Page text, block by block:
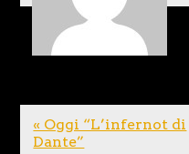
« Oggi “L’infernot di
Dante”